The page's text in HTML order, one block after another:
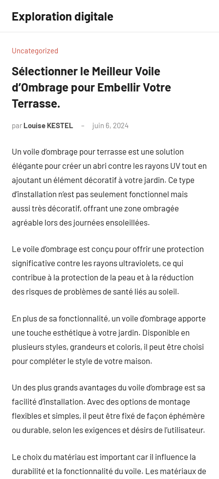
contenu
Exploration digitale
Uncategorized
Sélectionner le Meilleur Voile
d’Ombrage pour Embellir Votre
Terrasse.
par Louise KESTEL juin 6, 2024
Un voile d’ombrage pour terrasse est une solution
élégante pour créer un abri contre les rayons UV tout en
ajoutant un élément décoratif à votre jardin. Ce type
d’installation n’est pas seulement fonctionnel mais
aussi très décoratif, offrant une zone ombragée
agréable lors des journées ensoleillées.
Le voile d’ombrage est conçu pour offrir une protection
significative contre les rayons ultraviolets, ce qui
contribue à la protection de la peau et à la réduction
des risques de problèmes de santé liés au soleil.
En plus de sa fonctionnalité, un voile d’ombrage apporte
une touche esthétique à votre jardin. Disponible en
plusieurs styles, grandeurs et coloris, il peut être choisi
pour compléter le style de votre maison.
Un des plus grands avantages du voile d’ombrage est sa
facilité d’installation. Avec des options de montage
flexibles et simples, il peut être fixé de façon éphémère
ou durable, selon les exigences et désirs de l’utilisateur.
Le choix du matériau est important car il influence la
durabilité et la fonctionnalité du voile. Les matériaux de